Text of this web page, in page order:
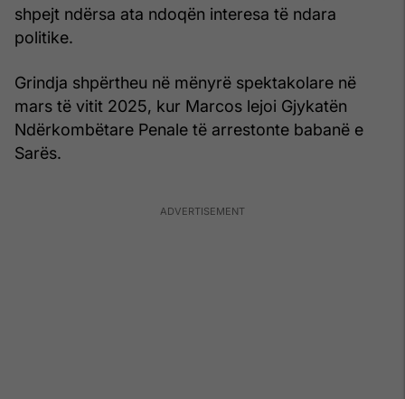
shpejt ndërsa ata ndoqën interesa të ndara
politike.
Grindja shpërtheu në mënyrë spektakolare në
mars të vitit 2025, kur Marcos lejoi Gjykatën
Ndërkombëtare Penale të arrestonte babanë e
Sarës.